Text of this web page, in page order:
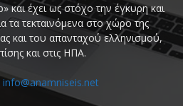
και έχει ως στόχο την έγκυρη και
τα τεκταινόμενα στο χώρο της
και του απανταχού ελληνισμού,
και στις ΗΠΑ.
info@anamniseis.net